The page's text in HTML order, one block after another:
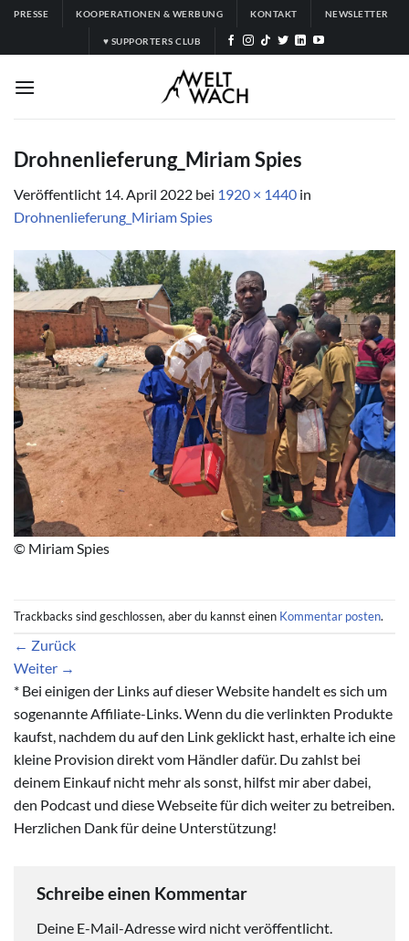
Zum
springen
PRESSE KOOPERATIONEN & WERBUNG KONTAKT NEWSLETTER
♥ SUPPORTERS CLUB
Drohnenlieferung_Miriam Spies
Veröffentlicht 14. April 2022 bei 1920 × 1440 in
Drohnenlieferung_Miriam Spies
© Miriam Spies
Trackbacks sind geschlossen, aber du kannst einen Kommentar posten.
← Zurück
Weiter →
* Bei einigen der Links auf dieser Website handelt es sich um
sogenannte Affiliate-Links. Wenn du die verlinkten Produkte
kaufst, nachdem du auf den Link geklickt hast, erhalte ich eine
kleine Provision direkt vom Händler dafür. Du zahlst bei
deinem Einkauf nicht mehr als sonst, hilfst mir aber dabei,
den Podcast und diese Webseite für dich weiter zu betreiben.
Herzlichen Dank für deine Unterstützung!
Schreibe einen Kommentar
Deine E-Mail-Adresse wird nicht veröffentlicht.